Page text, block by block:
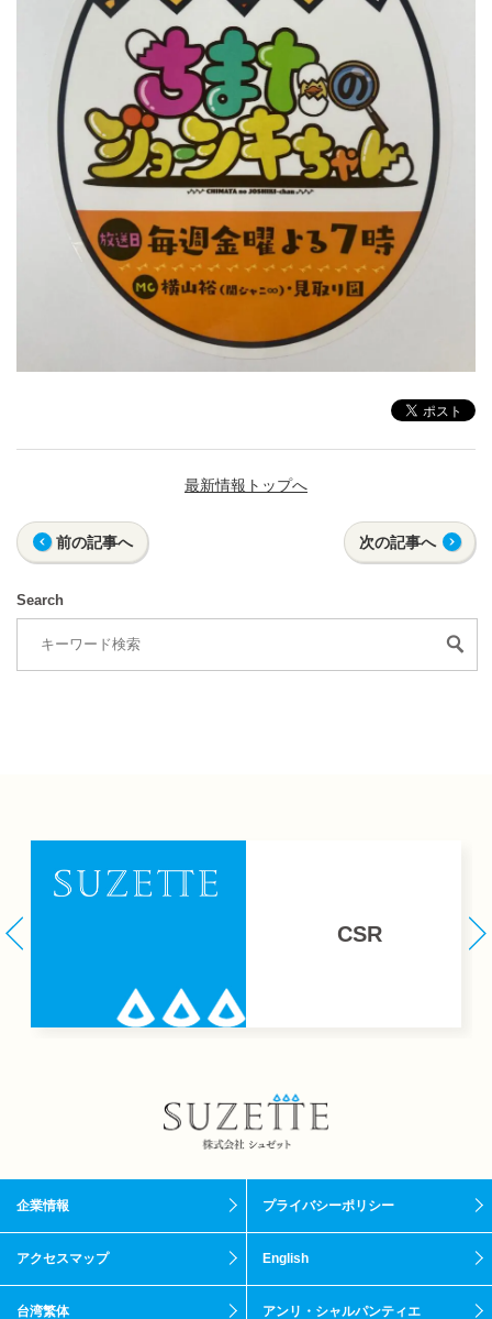
前の記事へ
最新情報トップへ
次の記事へ
Search
CSR
企業情報 プライバシーポリシー
アクセスマップ English
台湾繁体 アンリ・シャルパンティエ